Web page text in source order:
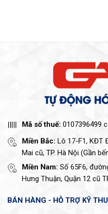
Mã số thuế: 0107396499
Miền Bắc: Lô 17-F1, KĐT
Mai cũ, TP. Hà Nội (Gần
Miền Nam: Số 65F6,
Hưng Thuận, Quận 12 cũ
BÁN HÀNG - HỖ TRỢ KỸ